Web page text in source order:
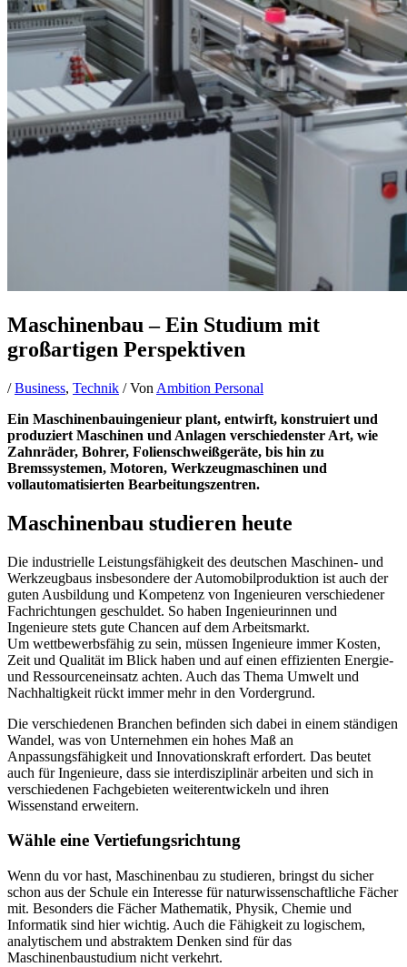
Maschinenbau – Ein Studium mit
großartigen Perspektiven
/Business, Technik / Von Ambition Personal
Ein Maschinenbauingenieur plant, entwirft, konstruiert und
produziert Maschinen und Anlagen verschiedenster Art, wie
Zahnräder, Bohrer, Folienschweißgeräte, bis hin zu
Bremssystemen, Motoren, Werkzeugmaschinen und
vollautomatisierten Bearbeitungszentren.
Maschinenbau studieren heute
Die industrielle Leistungsfähigkeit des deutschen Maschinen- und
Werkzeugbaus insbesondere der Automobilproduktion ist auch der
guten Ausbildung und Kompetenz von Ingenieuren verschiedener
Fachrichtungen geschuldet. So haben Ingenieurinnen und
Ingenieure stets gute Chancen auf dem Arbeitsmarkt.
Um wettbewerbsfähig zu sein, müssen Ingenieure immer Kosten,
Zeit und Qualität im Blick haben und auf einen effizienten Energie-
und Ressourceneinsatz achten. Auch das Thema Umwelt und
Nachhaltigkeit rückt immer mehr in den Vordergrund.
Die verschiedenen Branchen befinden sich dabei in einem ständigen
Wandel, was von Unternehmen ein hohes Maß an
Anpassungsfähigkeit und Innovationskraft erfordert. Das beutet
auch für Ingenieure, dass sie interdisziplinär arbeiten und sich in
verschiedenen Fachgebieten weiterentwickeln und ihren
Wissenstand erweitern.
Wähle eine Vertiefungsrichtung
Wenn du vor hast, Maschinenbau zu studieren, bringst du sicher
schon aus der Schule ein Interesse für naturwissenschaftliche Fächer
mit. Besonders die Fächer Mathematik, Physik, Chemie und
Informatik sind hier wichtig. Auch die Fähigkeit zu logischem,
analytischem und abstraktem Denken sind für das
Maschinenbaustudium nicht verkehrt.